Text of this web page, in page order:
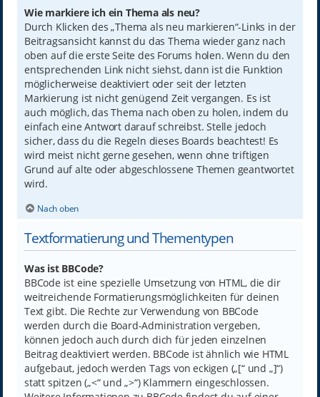
Wie markiere ich ein Thema als neu?
Durch Klicken des „Thema als neu markieren“-Links in der
Beitragsansicht kannst du das Thema wieder ganz nach
oben auf die erste Seite des Forums holen. Wenn du den
entsprechenden Link nicht siehst, dann ist die Funktion
möglicherweise deaktiviert oder seit der letzten
Markierung ist nicht genügend Zeit vergangen. Es ist
auch möglich, das Thema nach oben zu holen, indem du
einfach eine Antwort darauf schreibst. Stelle jedoch
sicher, dass du die Regeln dieses Boards beachtest! Es
wird meist nicht gerne gesehen, wenn ohne triftigen
Grund auf alte oder abgeschlossene Themen geantwortet
wird.
Nach oben
Textformatierung und Thementypen
Was ist BBCode?
BBCode ist eine spezielle Umsetzung von HTML, die dir
weitreichende Formatierungsmöglichkeiten für deinen
Text gibt. Die Rechte zur Verwendung von BBCode
werden durch die Board-Administration vergeben,
können jedoch auch durch dich für jeden einzelnen
Beitrag deaktiviert werden. BBCode ist ähnlich wie HTML
aufgebaut, jedoch werden Tags von eckigen („[“ und „]“)
statt spitzen („<“ und „>“) Klammern eingeschlossen.